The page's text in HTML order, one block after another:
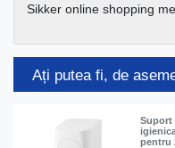
Sikker online shopping
Ați putea fi, de
Suport
pentru